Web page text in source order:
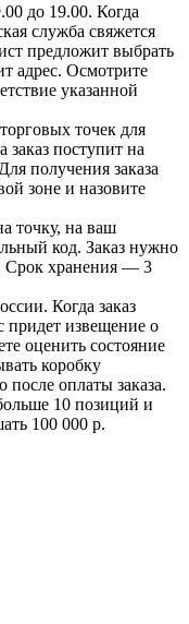
до 19.00. Когда
служба свяжется
предложит выбрать
адрес. Осмотрите
указанной
точек для
заказ поступит на
получения заказа
зоне и назовите
точку, на ваш
код. Заказ нужно
Срок хранения — 3
Когда заказ
придет извещение о
оценить состояние
коробку
после оплаты заказа.
10 позиций и
100 000 р.